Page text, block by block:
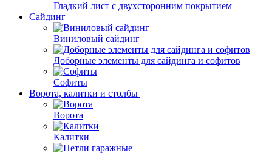
Гладкий лист с двухсторонним покрытием
Сайдинг
Виниловый сайдинг
Доборные элементы для сайдинга и софитов
Софиты
Ворота, калитки и столбы
Ворота
Калитки